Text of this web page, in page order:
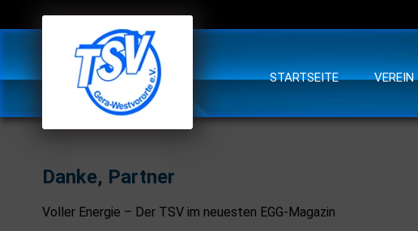
STARTSEITE VEREIN
Danke, Partner
Voller Energie – Der TSV im neuesten EGG-Magazin